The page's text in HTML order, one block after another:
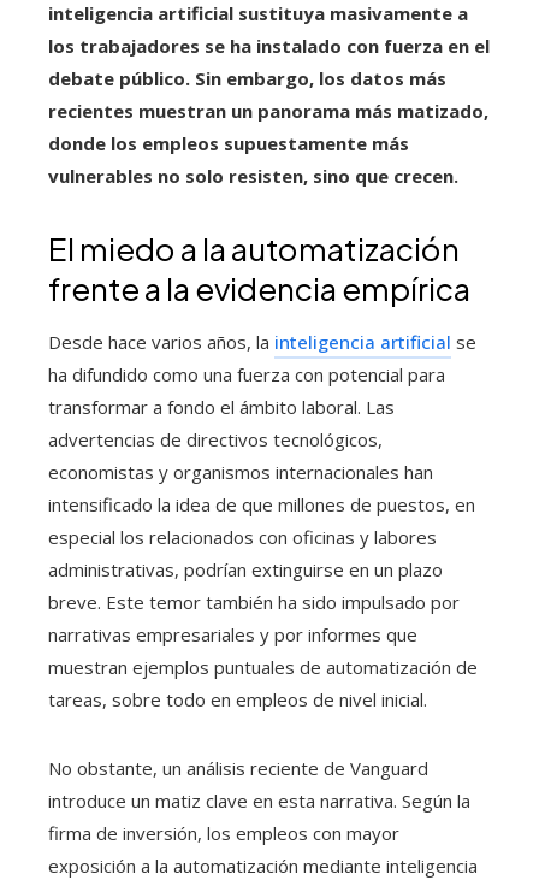
inteligencia artificial sustituya masivamente a
los trabajadores se ha instalado con fuerza en el
debate público. Sin embargo, los datos más
recientes muestran un panorama más matizado,
donde los empleos supuestamente más
vulnerables no solo resisten, sino que crecen.
El miedo a la automatización
frente a la evidencia empírica
Desde hace varios años, la inteligencia artificial se
ha difundido como una fuerza con potencial para
transformar a fondo el ámbito laboral. Las
advertencias de directivos tecnológicos,
economistas y organismos internacionales han
intensificado la idea de que millones de puestos, en
especial los relacionados con oficinas y labores
administrativas, podrían extinguirse en un plazo
breve. Este temor también ha sido impulsado por
narrativas empresariales y por informes que
muestran ejemplos puntuales de automatización de
tareas, sobre todo en empleos de nivel inicial.
No obstante, un análisis reciente de Vanguard
introduce un matiz clave en esta narrativa. Según la
firma de inversión, los empleos con mayor
exposición a la automatización mediante inteligencia